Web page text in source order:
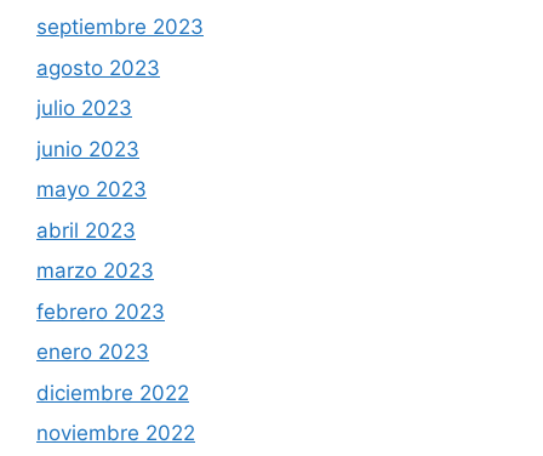
septiembre 2023
agosto 2023
julio 2023
junio 2023
mayo 2023
abril 2023
marzo 2023
febrero 2023
enero 2023
diciembre 2022
noviembre 2022